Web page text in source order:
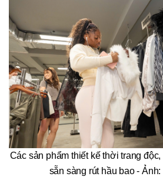
Các sản phẩm thiết kế thời trang
sẵn sàng rút hầu bao -